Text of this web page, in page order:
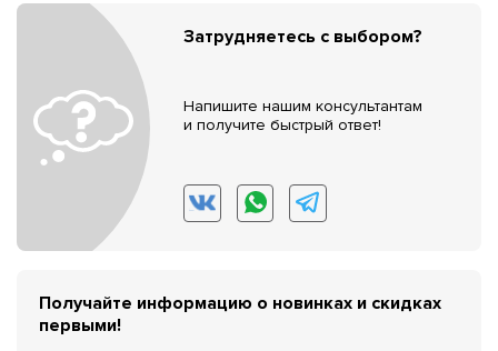
Затрудняетесь с выбором?
Напишите нашим консультантам
и получите быстрый ответ!
Получайте информацию о новинках и скидках
первыми!